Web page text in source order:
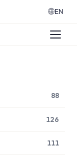
EN
88
126
111